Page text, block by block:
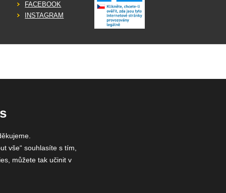
FACEBOOK
INSTAGRAM
vše“ souhlasíte s tím,
můžete tak učinit v